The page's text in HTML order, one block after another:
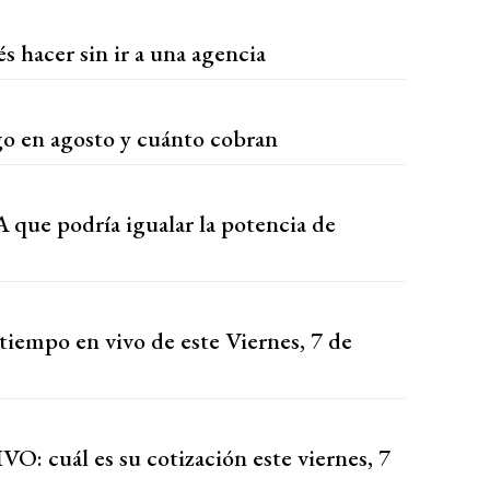
hacer sin ir a una agencia
en agosto y cuánto cobran
que podría igualar la potencia de
en vivo de este Viernes, 7 de
cuál es su cotización este viernes, 7